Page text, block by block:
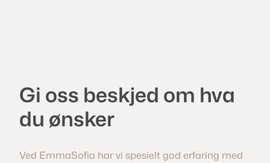
Gi oss beskjed om hva
du ønsker
Ved EmmaSofia har vi spesielt god erfaring med